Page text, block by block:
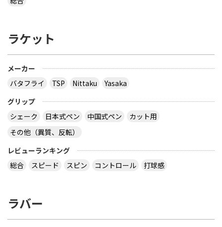
ラケット
メーカー
バタフライ
TSP Nittaku
Yasaka
グリップ
シェーク
日本式ペン 中国式ペン
カット用
その他（異質、反転）
レビューランキング
総合
スピード スピン コントロール 打球感
ラバー